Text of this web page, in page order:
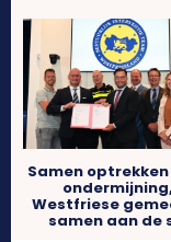
Samen
Westfriese
samen aan de